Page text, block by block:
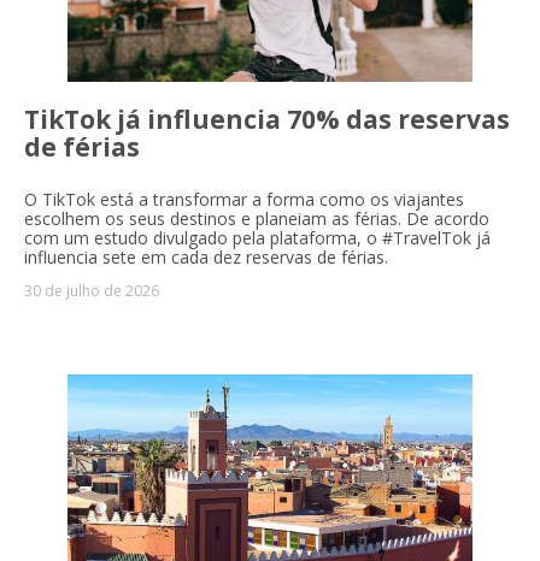
TikTok já influencia 70% das reservas
de férias
O TikTok está a transformar a forma como os viajantes
escolhem os seus destinos e planeiam as férias. De acordo
com um estudo divulgado pela plataforma, o #TravelTok já
influencia sete em cada dez reservas de férias.
30 de julho de 2026